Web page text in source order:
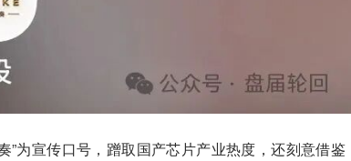
”为宣传口号，蹭取国产芯片产业热度，还刻意借鉴